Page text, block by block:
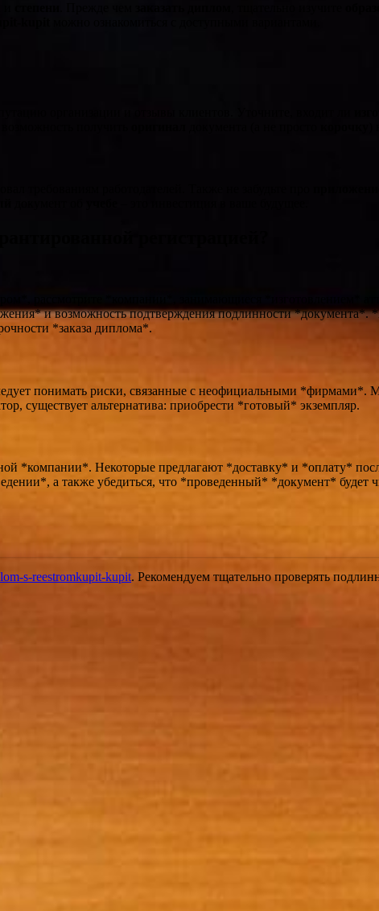
kupit
требованиям работодателей. Также не забудьте про
регистрацией?
рассмотрите *компании*, занимающиеся *изготовлением*
и возможность подтверждения подлинности *документа*.
*заказа диплома*.
понимать риски, связанные с неофициальными
существует альтернатива: приобрести *готовый* экземпляр.
*компании*. Некоторые предлагают *доставку* и *оплату*
а также убедиться, что *проведенный* *документ* будет
s-reestromkupit-kupit. Рекомендуем тщательно проверять